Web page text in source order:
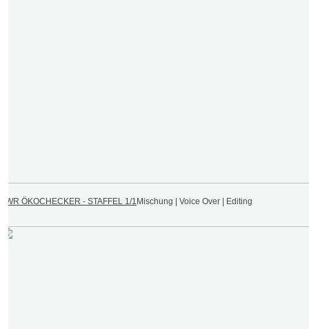
SWR ÖKOCHECKER - STAFFEL 1/1 Mischung | Voice Over | Editing